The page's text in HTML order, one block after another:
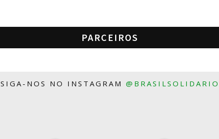
PARCEIROS
SIGA-NOS NO INSTAGRAM @BRASILSOLIDARIO